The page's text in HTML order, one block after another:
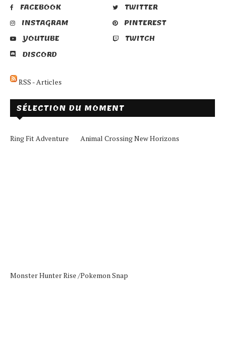
FACEBOOK
TWITTER
INSTAGRAM
PINTEREST
YOUTUBE
TWITCH
DISCORD
RSS - Articles
SÉLECTION DU MOMENT
Ring Fit Adventure Animal Crossing New Horizons
Monster Hunter Rise /Pokemon Snap